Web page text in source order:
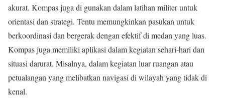
akurat. Kompas juga di gunakan dalam latihan militer untuk
orientasi dan strategi. Tentu memungkinkan pasukan untuk
berkoordinasi dan bergerak dengan efektif di medan yang luas.
Kompas juga memiliki aplikasi dalam kegiatan sehari-hari dan
situasi darurat. Misalnya, dalam kegiatan luar ruangan atau
petualangan yang melibatkan navigasi di wilayah yang tidak di
kenal.